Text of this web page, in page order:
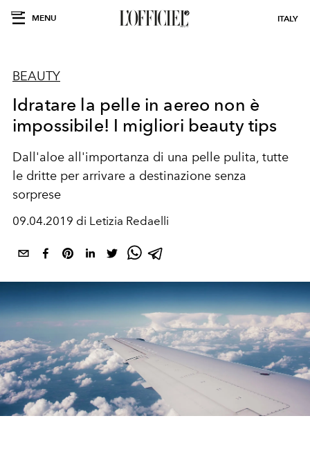
MENU ITALY
BEAUTY
Idratare la pelle in aereo non è
impossibile! I migliori beauty tips
Dall'aloe all'importanza di una pelle pulita, tutte
le dritte per arrivare a destinazione senza
sorprese
09.04.2019 di Letizia Redaelli